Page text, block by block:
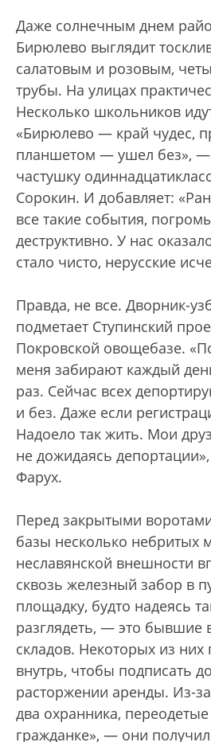
Даже солнечным днем
Бирюлево выглядит
салатовым и розовым,
трубы. На улицах
Несколько школьников
«Бирюлево — край чудес,
планшетом — ушел без», —
частушку
Сорокин. И добавляет:
все такие события,
деструктивно. У нас
стало чисто, нерусские
Правда, не все. Дворник-
подметает Ступинский
Покровской овощебазе.
меня забирают каждый
раз. Сейчас всех
и без. Даже если
Надоело так жить. Мои
не дожидаясь
Фарух.
Перед закрытыми
базы несколько небритых
неславянской внешности
сквозь железный забор в
площадку, будто надеясь
разглядеть, — это бывшие
складов. Некоторых из них
внутрь, чтобы подписать
расторжении аренды. Из-
два охранника,
гражданке», — они